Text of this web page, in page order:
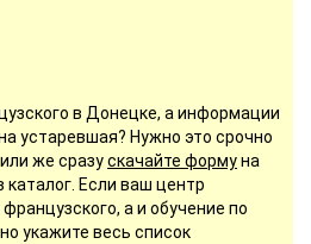
в Донецке, а информации
устаревшая? Нужно это срочно
или же сразускачайте формуна
Если ваш центр
а и обучение по
укажите весь список